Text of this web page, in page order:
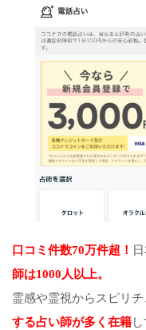
口コミ件数70万件超！
師は1000人以上。
霊感や霊視からスピリ
する占い師が多く在籍